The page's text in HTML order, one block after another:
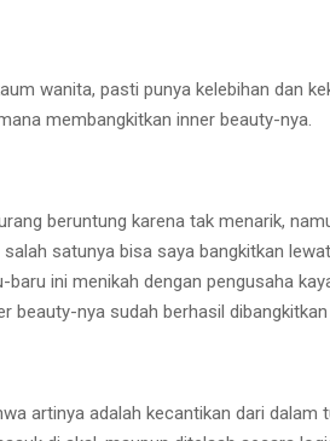
wanita, pasti punya kelebihan dan
membangkitkan inner beauty-nya.
beruntung karena tak menarik,
satunya bisa saya bangkitkan
ini menikah dengan pengusaha
beauty-nya sudah berhasil
artinya adalah kecantikan dari